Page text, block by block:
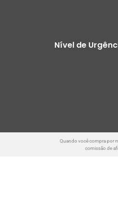
Nível de
Quando você compra por
comissão de